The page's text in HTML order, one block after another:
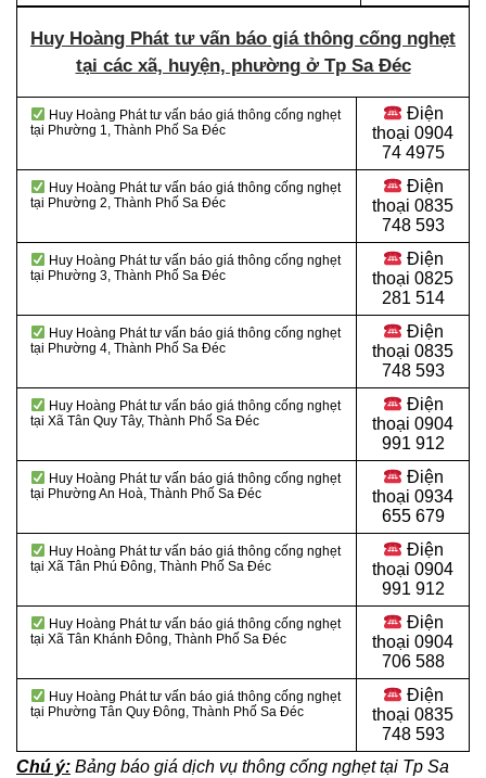
Huy Hoàng Phát tư vấn báo giá thông cống nghẹt
tại các xã, huyện, phường ở Tp Sa Đéc
Huy Hoàng Phát tư vấn báo giá thông cống nghẹt
tại Phường 1, Thành Phố Sa Đéc
Điện
thoại 0904
74 4975
Huy Hoàng Phát tư vấn báo giá thông cống nghẹt
tại Phường 2, Thành Phố Sa Đéc
Điện
thoại 0835
748 593
Huy Hoàng Phát tư vấn báo giá thông cống nghẹt
tại Phường 3, Thành Phố Sa Đéc
Điện
thoại 0825
281 514
Huy Hoàng Phát tư vấn báo giá thông cống nghẹt
tại Phường 4, Thành Phố Sa Đéc
Điện
thoại 0835
748 593
Huy Hoàng Phát tư vấn báo giá thông cống nghẹt
tại Xã Tân Quy Tây, Thành Phố Sa Đéc
Điện
thoại 0904
991 912
Huy Hoàng Phát tư vấn báo giá thông cống nghẹt
tại Phường An Hoà, Thành Phố Sa Đéc
Điện
thoại 0934
655 679
Huy Hoàng Phát tư vấn báo giá thông cống nghẹt
tại Xã Tân Phú Đông, Thành Phố Sa Đéc
Điện
thoại 0904
991 912
Huy Hoàng Phát tư vấn báo giá thông cống nghẹt
tại Xã Tân Khánh Đông, Thành Phố Sa Đéc
Điện
thoại 0904
706 588
Huy Hoàng Phát tư vấn báo giá thông cống nghẹt
tại Phường Tân Quy Đông, Thành Phố Sa Đéc
Điện
thoại 0835
748 593
Chú ý: Bảng báo giá dịch vụ thông cống nghẹt tại Tp Sa